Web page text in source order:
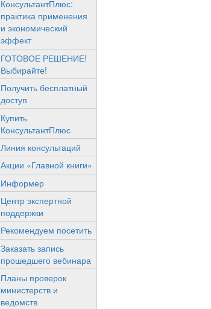
КонсультантПлюс:
практика применения
и экономический
эффект
ГОТОВОЕ РЕШЕНИЕ!
Выбирайте!
Получить бесплатный
доступ
Купить
КонсультантПлюс
Линия консультаций
Акции «Главной книги»
Информер
Центр экспертной
поддержки
Рекомендуем посетить
Заказать запись
прошедшего вебинара
Планы проверок
министерств и
ведомств